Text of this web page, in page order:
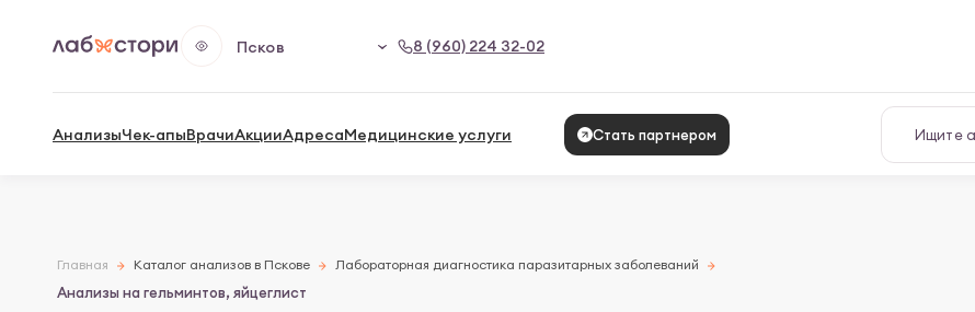
Псков 8 (960) 224 32-02
АнализыЧек-апыВрачиАкцииАдресаМедицинские услуги Стать партнером
Главная Каталог анализов в Пскове Лабораторная диагностика паразитарных заболеваний
Анализы на гельминтов, яйцеглист